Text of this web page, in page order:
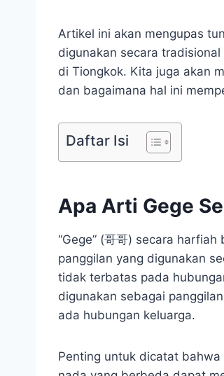
Artikel ini akan mengupas
digunakan secara
di Tiongkok. Kita juga akan
dan bagaimana hal ini
Daftar Isi
Apa Arti Gege
“Gege” (哥哥) secara
panggilan yang digunakan
tidak terbatas pada
digunakan sebagai
ada hubungan keluarga.
Penting untuk dicatat bahwa